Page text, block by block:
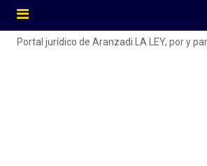
Portal jurídico de Aranzadi LA LEY, por y